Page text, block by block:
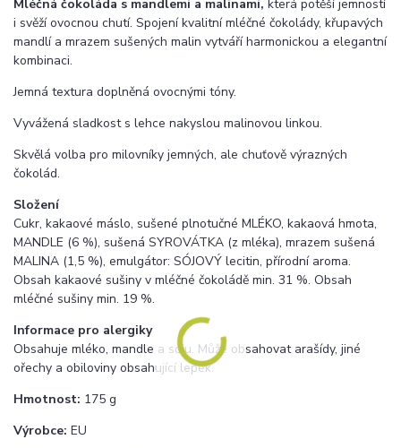
Mléčná čokoláda s mandlemi a malinami, která potěší jemností
i svěží ovocnou chutí. Spojení kvalitní mléčné čokolády, křupavých
mandlí a mrazem sušených malin vytváří harmonickou a elegantní
kombinaci.
Jemná textura doplněná ovocnými tóny.
Vyvážená sladkost s lehce nakyslou malinovou linkou.
Skvělá volba pro milovníky jemných, ale chuťově výrazných
čokolád.
Složení
Cukr, kakaové máslo, sušené plnotučné MLÉKO, kakaová hmota,
MANDLE (6 %), sušená SYROVÁTKA (z mléka), mrazem sušená
MALINA (1,5 %), emulgátor: SÓJOVÝ lecitin, přírodní aroma.
Obsah kakaové sušiny v mléčné čokoládě min. 31 %. Obsah
mléčné sušiny min. 19 %.
Informace pro alergiky
Obsahuje mléko, mandle a sóju. Může obsahovat arašídy, jiné
ořechy a obiloviny obsahující lepek.
Hmotnost: 175 g
Výrobce: EU